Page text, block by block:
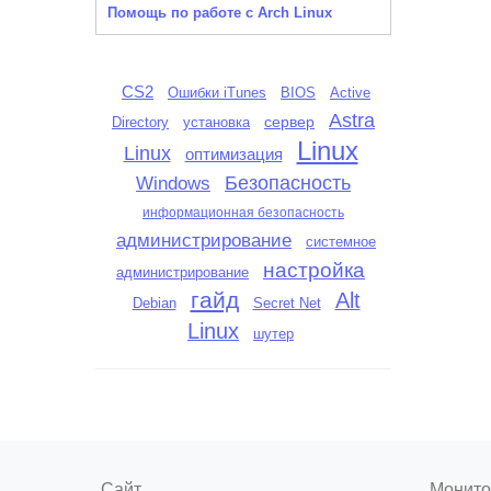
Помощь по работе с Arch Linux
CS2 Ошибки iTunes BIOS
Active
Directory
установка сервер
Astra
Linux
оптимизация Linux
Windows Безопасность
информационная безопасность
администрирование
системное
администрирование
настройка
Debian гайд Secret Net
Alt
Linux
шутер